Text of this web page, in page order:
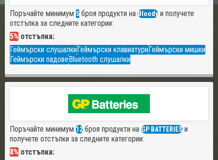
Поръчайте минимум 5 броя продукти на Bloody и получете
отстъпка за следните категории:
5% отстъпка:
Геймърски слушалкиГеймърски клавиатуриГеймърски мишки
Геймърски падовеBluetooth слушалки
Поръчайте минимум 12 броя продукти на GP BATTERIES и
получете отстъпки за следните категории:
8% отстъпка: